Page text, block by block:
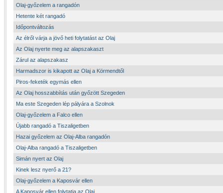
Olaj-győzelem a rangadón
Hetente két rangadó
Időpontváltozás
Az élről várja a jövő heti folytatást az Olaj
Az Olaj nyerte meg az alapszakaszt
Zárul az alapszakasz
Harmadszor is kikapott az Olaj a Körmendtől
Piros-feketék egymás ellen
Az Olaj hosszabbítás után győzött Szegeden
Ma este Szegeden lép pályára a Szolnok
Olaj-győzelem a Falco ellen
Újabb rangadó a Tiszaligetben
Hazai győzelem az Olaj-Alba rangadón
Olaj-Alba rangadó a Tiszaligetben
Simán nyert az Olaj
Kinek lesz nyerő a 21?
Olaj-győzelem a Kaposvár ellen
A Kaposvár ellen folytatja az Olaj